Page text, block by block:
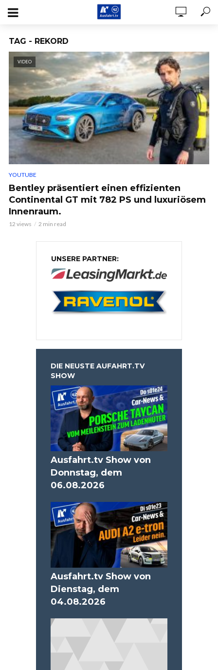
TAG - REKORD
VIDEO
YOUTUBE
Bentley präsentiert einen effizienten
Continental GT mit 782 PS und luxuriösem
Innenraum.
12 views 2 min read
UNSERE PARTNER:
DIE NEUSTE AUFAHRT.TV
SHOW
Ausfahrt.tv Show von
Donnstag, dem
06.08.2026
Ausfahrt.tv Show von
Dienstag, dem
04.08.2026